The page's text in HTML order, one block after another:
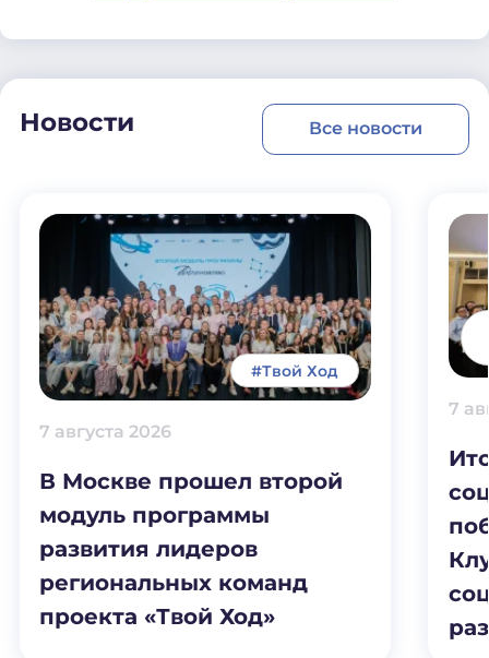
Новости Все новости
#Твой Ход
7 августа 2026
В Москве прошел второй
модуль программы
развития лидеров
региональных команд
проекта «Твой Ход»
7